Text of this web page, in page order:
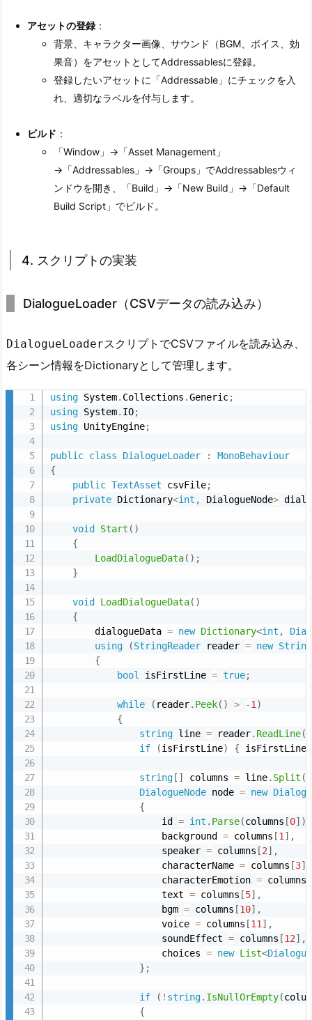
アセットの登録 ：
背景、キャラクター画像、サウンド（BGM、ボイス、効
果音）をアセットとしてAddressablesに登録。
登録したいアセットに「Addressable」にチェックを入
れ、適切なラベルを付与します。
ビルド ：
「Window」→「Asset Management」
→「Addressables」→「Groups」でAddressablesウィ
ンドウを開き、「Build」→「New Build」→「Default
Build Script」でビルド。
4. スクリプトの実装
DialogueLoader（CSVデータの読み込み）
DialogueLoaderスクリプトでCSVファイルを読み込み、
各シーン情報をDictionaryとして管理します。
using System. Collections .Generic;
using System. IO;
using UnityEngine;
public class DialogueLoader :
MonoBehaviour
{
public TextAsset csvFile;
private Dictionary<int , DialogueNode>
void Start ( )
{
LoadDialogueData( ) ;
}
void LoadDialogueData( )
{
        dialogueData
= new Dictionary<int ,
using
(StringReader reader = new
{
bool
isFirstLine = true;
while ( reader. Peek( ) > -1 )
{
string line = reader. ReadLine(
if
(isFirstLine) { isFirstLine
string [ ] columns = line. Split (
DialogueNode node = new
{
                    id
= int . Parse(columns [0] )
                    background
= columns [1 ] ,
                    speaker
= columns [2] ,
                    characterName
= columns [3]
                    characterEmotion
= columns
                    text
= columns [5] ,
                    bgm
= columns [10] ,
                    voice
= columns [11 ] ,
                    soundEffect
= columns [12] ,
                    choices
= new List<
} ;
if ( ! string. IsNullOrEmpty(
{